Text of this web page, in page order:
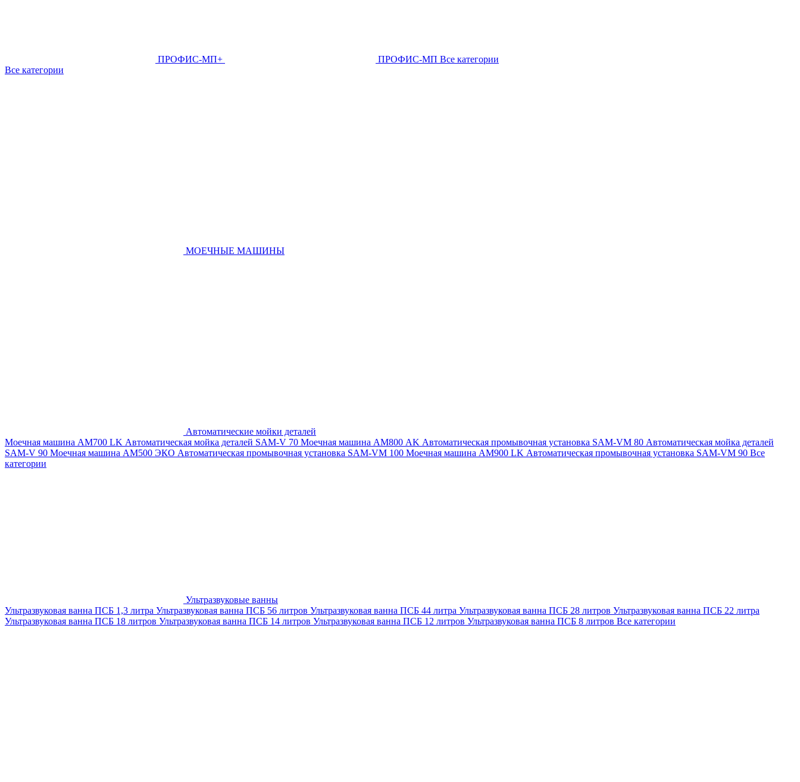
ПРОФИС-МП+ ПРОФИС-МП Все категории
Все категории
МОЕЧНЫЕ МАШИНЫ
Автоматические мойки деталей
Моечная машина AM700 LK Автоматическая мойка деталей SAM-V 70 Моечная машина АМ800 AK Автоматическая промывочная установка SAM-VM 80 Автоматическая мойка деталей
SAM-V 90 Моечная машина АМ500 ЭКО Автоматическая промывочная установка SAM-VM 100 Моечная машина AM900 LK Автоматическая промывочная установка SAM-VM 90 Все
категории
Ультразвуковые ванны
Ультразвуковая ванна ПСБ 1,3 литра Ультразвуковая ванна ПСБ 56 литров Ультразвуковая ванна ПСБ 44 литра Ультразвуковая ванна ПСБ 28 литров Ультразвуковая ванна ПСБ 22 литра
Ультразвуковая ванна ПСБ 18 литров Ультразвуковая ванна ПСБ 14 литров Ультразвуковая ванна ПСБ 12 литров Ультразвуковая ванна ПСБ 8 литров Все категории